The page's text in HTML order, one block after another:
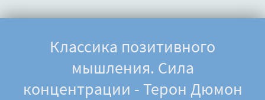
Классика позитивного
мышления. Сила
концентрации - Терон Дюмон